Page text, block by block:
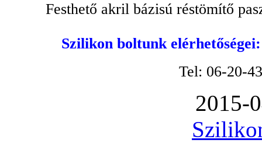
Festhető akril bázisú réstömítő
Szilikon boltunk
Tel: 06-20-
2015-